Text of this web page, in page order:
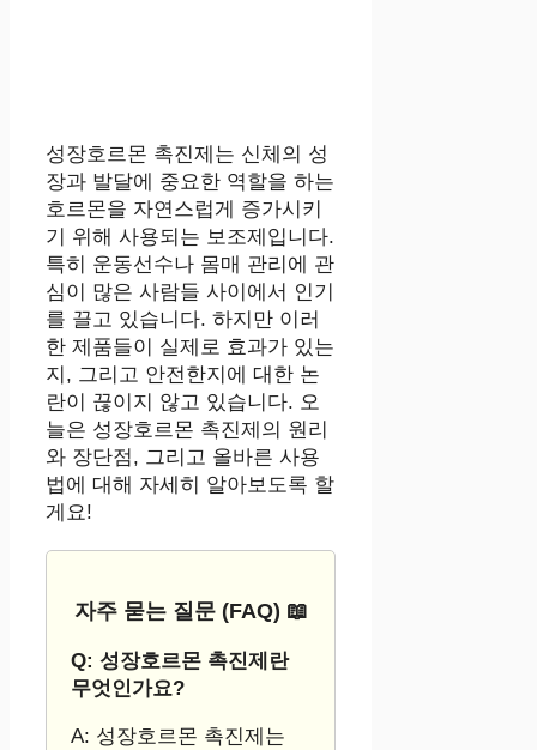
성장호르몬 촉진제는 신체의 성
장과 발달에 중요한 역할을 하는
호르몬을 자연스럽게 증가시키
기 위해 사용되는 보조제입니다.
특히 운동선수나 몸매 관리에 관
심이 많은 사람들 사이에서 인기
를 끌고 있습니다. 하지만 이러
한 제품들이 실제로 효과가 있는
지, 그리고 안전한지에 대한 논
란이 끊이지 않고 있습니다. 오
늘은 성장호르몬 촉진제의 원리
와 장단점, 그리고 올바른 사용
법에 대해 자세히 알아보도록 할
게요!
자주 묻는 질문 (FAQ) 📖
Q: 성장호르몬 촉진제란
무엇인가요?
A: 성장호르몬 촉진제는